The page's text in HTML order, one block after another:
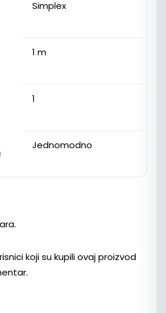
Simplex
1 m
1
Jednomodno
koji su kupili ovaj proizvod